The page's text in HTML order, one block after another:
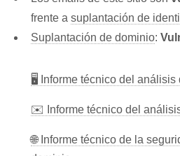
frente a suplantación de
Suplantación de dominio:
🖥 Informe técnico del análisis
✉️ Informe técnico del
🌐 Informe técnico de la